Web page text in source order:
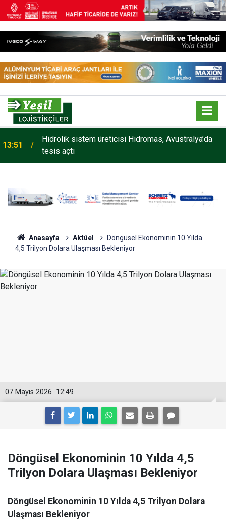
13:51
Hidrolik sistem üreticisi Hidromas, Avustralya’da
tesis açtı
Anasayfa Aktüel
Döngüsel Ekonominin 10 Yılda
4,5 Trilyon Dolara Ulaşması Bekleniyor
12:49
07 Mayıs 2026
Döngüsel Ekonominin 10 Yılda 4,5
Trilyon Dolara Ulaşması Bekleniyor
Döngüsel Ekonominin 10 Yılda 4,5 Trilyon Dolara
Ulaşması Bekleniyor